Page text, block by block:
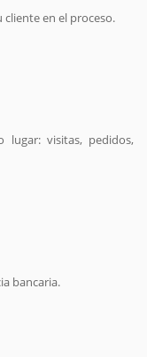
en el proceso.
visitas, pedidos,
bancaria.